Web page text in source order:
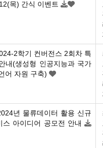
목) 간식 이벤트
2학기 컨버전스 2회차 특
내(생성형 인공지능과 국가
어 자원 구축)
년 물류데이터 활용 신규
스 아이디어 공모전 안내